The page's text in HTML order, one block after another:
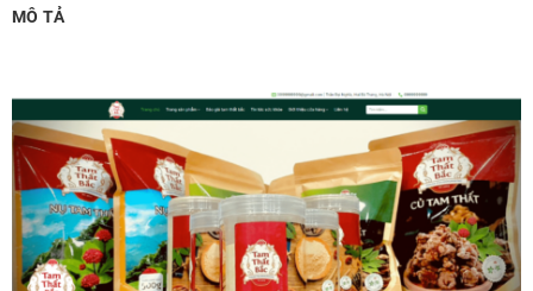
Tên miền Việt Nam .vn (1 năm)(+550,000 ₫)
Hosting 2GB SSD (1 năm)
(+700,000 ₫)
Hosting 4GB SSD (1 năm)(+1,000,000 ₫)
Hosting 8GB SSD (1 năm)(+1,200,000 ₫)
MÔ TẢ